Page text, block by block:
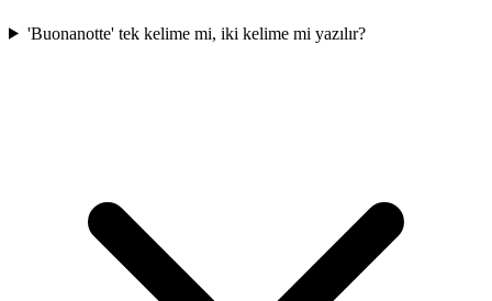
'Buonanotte' tek kelime mi, iki kelime mi yazılır?